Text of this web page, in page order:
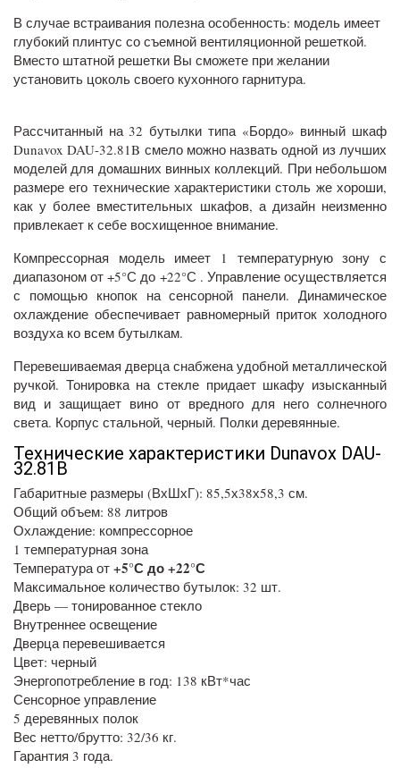
В случае встраивания полезна особенность: модель имеет
глубокий плинтус со съемной вентиляционной решеткой.
Вместо штатной решетки Вы сможете при желании
установить цоколь своего кухонного гарнитура.
Рассчитанный на 32 бутылки типа «Бордо» винный шкаф
Dunavox DAU-32.81B смело можно назвать одной из лучших
моделей для домашних винных коллекций. При небольшом
размере его технические характеристики столь же хороши,
как у более вместительных шкафов, а дизайн неизменно
привлекает к себе восхищенное внимание.
Компрессорная модель имеет 1 температурную зону с
диапазоном от +5°С до +22°С . Управление осуществляется
с помощью кнопок на сенсорной панели. Динамическое
охлаждение обеспечивает равномерный приток холодного
воздуха ко всем бутылкам.
Перевешиваемая дверца снабжена удобной металлической
ручкой. Тонировка на стекле придает шкафу изысканный
вид и защищает вино от вредного для него солнечного
света. Корпус стальной, черный. Полки деревянные.
Технические характеристики Dunavox DAU-
32.81B
Габаритные размеры (ВхШхГ): 85,5х38х58,3 см.
Общий объем: 88 литров
Охлаждение: компрессорное
1 температурная зона
Температура от +5°С до +22°С
Максимальное количество бутылок: 32 шт.
Дверь — тонированное стекло
Внутреннее освещение
Дверца перевешивается
Цвет: черный
Энергопотребление в год: 138 кВт*час
Сенсорное управление
5 деревянных полок
Вес нетто/брутто: 32/36 кг.
Гарантия 3 года.